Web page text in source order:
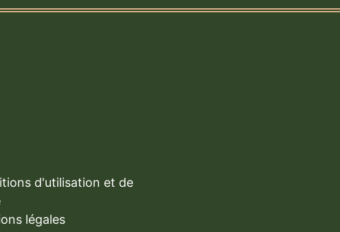
d'utilisation et de
légales